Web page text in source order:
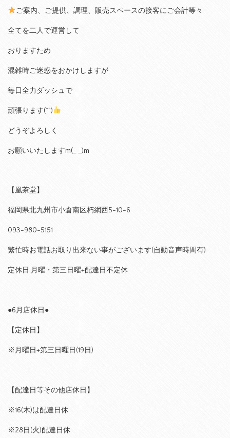
ご案内、ご提供、調理、販売スペースの接客にご会計等々
全てを二人で運営して
おりますため
混雑時ご迷惑をおかけしますが
毎日全力ダッシュで
頑張ります(^^)
どうぞよろしく
お願いいたしますm(_ _)m
【凰茶堂】
福岡県北九州市小倉南区朽網西5-10-6
093-980-5151
繁忙時お電話お取り出来ない事がございます(自動音声時間有)
定休日:月曜・第三日曜+配達日不定休
●6月店休日●
【定休日】
※月曜日+第三日曜日(19日)
【配達日等その他店休日】
※16(木)は配達日休
※28日(火)配達日休